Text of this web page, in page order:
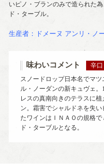
いピノ・ブランのみで造られた
ド・ターブル。
生産者：ドメーヌ アンリ・ノ
味わいコメント
辛口
スノードロップ日本名でマ
ル・ノーダンの新キュヴェ
レスの真南向きのテラスに
ン。霜害でシャルドネを失
たワインはＩＮＡＯの規格
ド・ターブルとなる。